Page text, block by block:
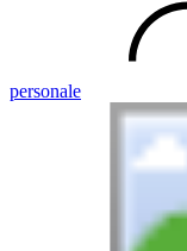
personale